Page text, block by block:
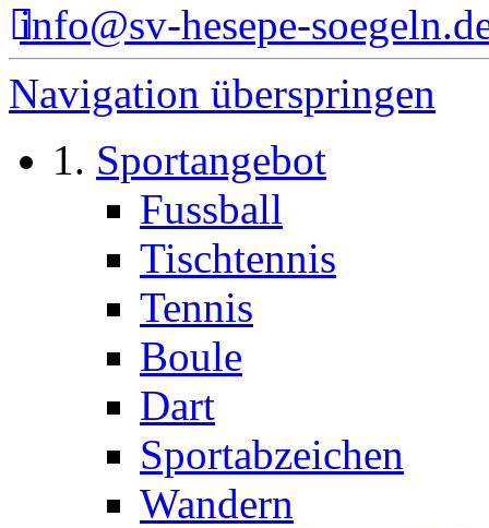
info@sv-hesepe-
Navigation überspringen
Sportangebot
Fussball
Tischtennis
Tennis
Boule
Dart
Sportabzeichen
Wandern